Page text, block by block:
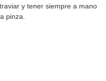
y tener siempre a mano
pinza.